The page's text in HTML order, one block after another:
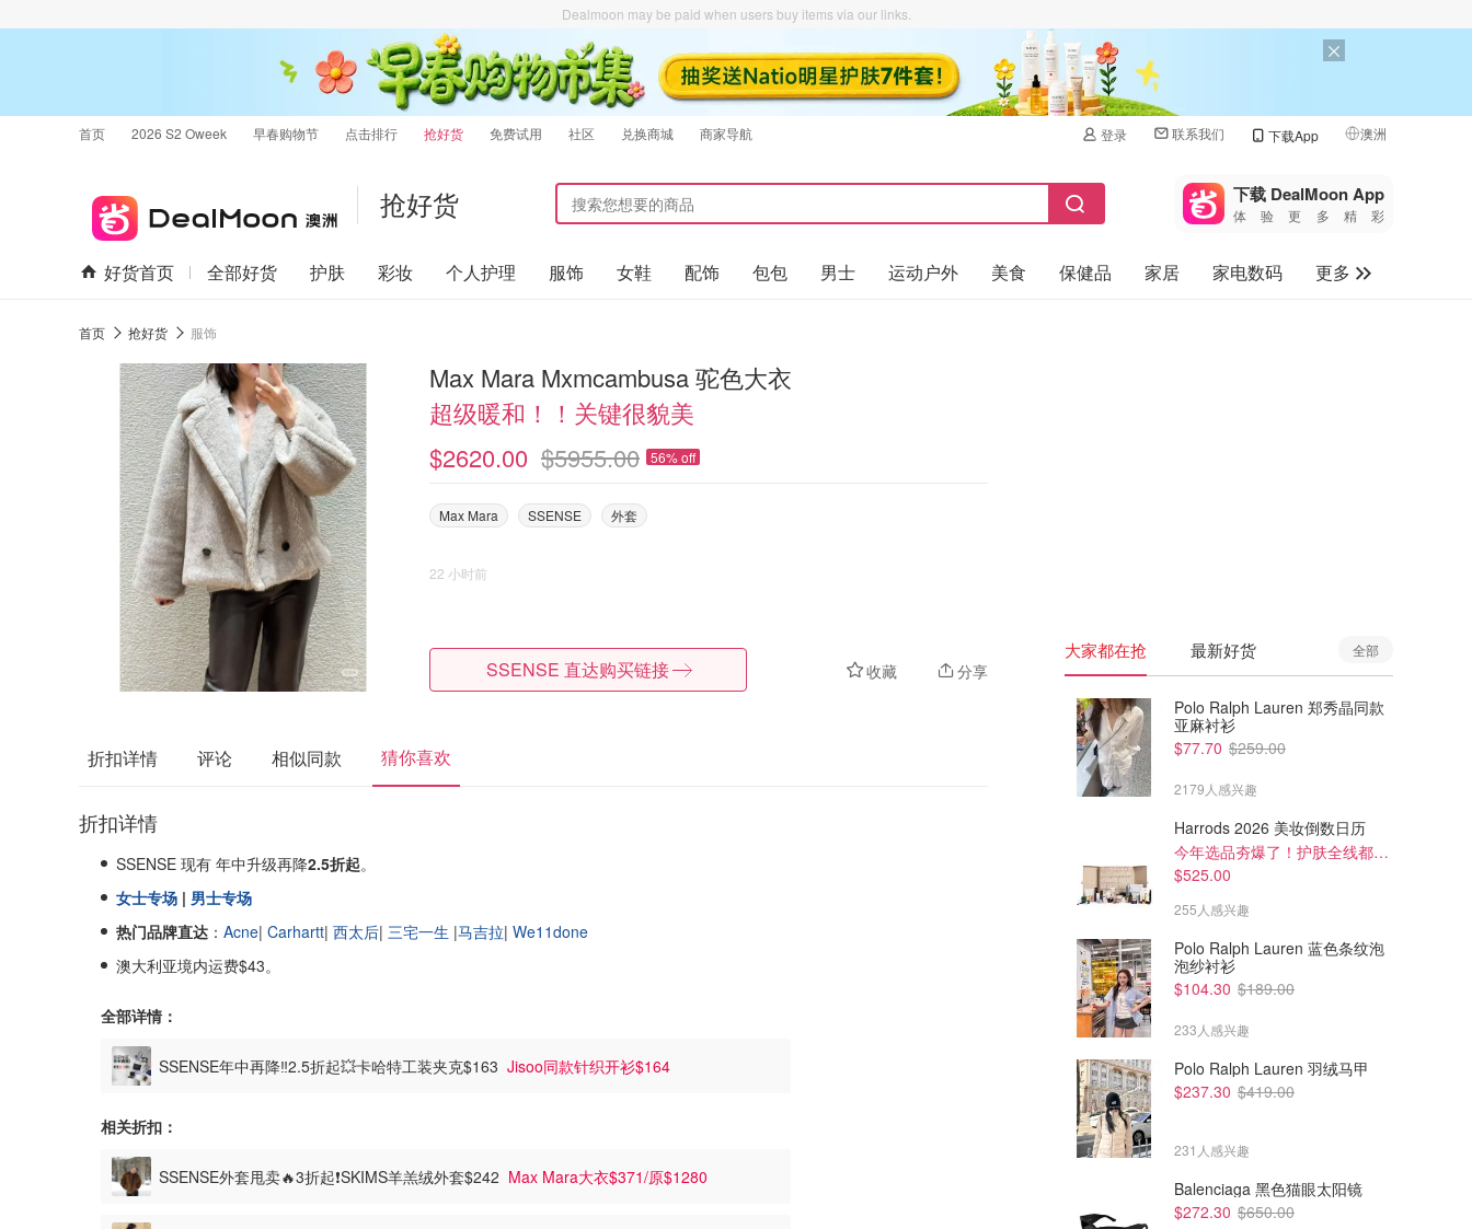
Dealmoon may be paid when users buy items via our links.
首页 2026 S2 Oweek 早春购物节 点击排行 抢好货 免费试用 社区 兑换商城 商家导航 登录 联系我们 下载App 澳洲
🇺🇸
🇨🇳 中国
🇨🇦加拿大
抢好货 下载 DealMoon App
体验更多精彩
好货首页 全部好货 护肤 彩妆 个人护理 服饰 女鞋 配饰 包包 男士 运动户外 美食 保健品 家居 家电数码
更多
首页 抢好货 服饰
Max Mara Mxmcambusa 驼色大衣
超级暖和！！关键很貌美
$2620.00 $5955.00 56% off
Max Mara SSENSE 外套
22 小时前
收藏 分享
SSENSE 直达购买链接
折扣详情 评论 相似同款 猜你喜欢
折扣详情
SSENSE 现有 年中升级再降2.5折起。
女士专场 | 男士专场
热门品牌直达 ： Acne| Carhartt| 西太后| 三宅一生 |马吉拉| We11done
澳大利亚境内运费$43。
全部详情：
SSENSE年中再降‼️2.5折起💥卡哈特工装夹克$163 Jisoo同款针织开衫$164
相关折扣：
SSENSE外套甩卖🔥3折起❗SKIMS羊羔绒外套$242 Max Mara大衣$371/原$1280
大家都在抢 最新好货 全部
Polo Ralph Lauren 郑秀晶同款
亚麻衬衫
$77.70 $259.00
2179人感兴趣
Harrods 2026 美妆倒数日历
今年选品夯爆了！护肤全线都很绝
$525.00
255人感兴趣
Polo Ralph Lauren 蓝色条纹泡
泡纱衬衫
$104.30 $189.00
233人感兴趣
Polo Ralph Lauren 羽绒马甲
$237.30 $419.00
231人感兴趣
Balenciaga 黑色猫眼太阳镜
$272.30 $650.00